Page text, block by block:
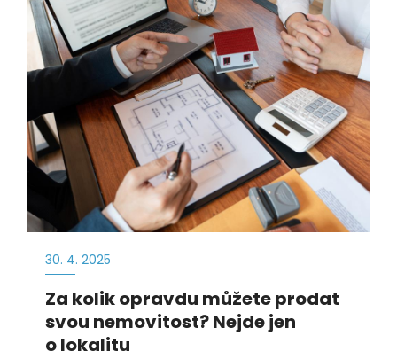
30. 4. 2025
Za kolik opravdu můžete prodat
svou nemovitost? Nejde jen
o lokalitu